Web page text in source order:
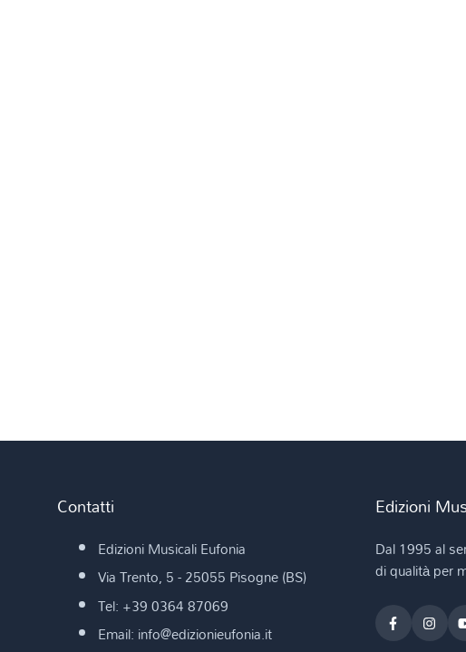
Contatti
Edizioni Musicali Eufonia
Via Trento, 5 - 25055 Pisogne (BS)
Tel: +39 0364 87069
Email: info@edizionieufonia.it
Edizioni
Dal 1995 al
di qualità per